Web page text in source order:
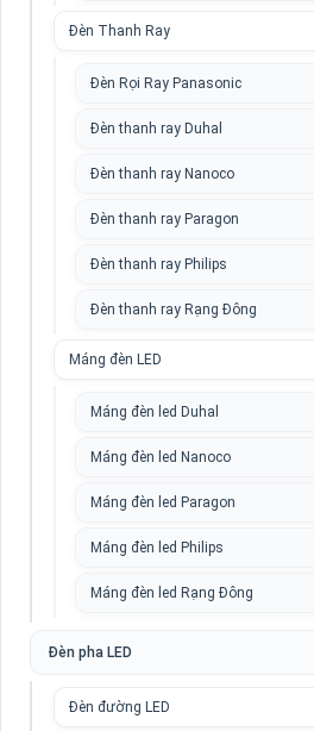
Đèn Thanh Ray
Đèn Rọi Ray Panasonic
Đèn thanh ray Duhal
Đèn thanh ray Nanoco
Đèn thanh ray Paragon
Đèn thanh ray Philips
Đèn thanh ray Rạng Đông
Máng đèn LED
Máng đèn led Duhal
Máng đèn led Nanoco
Máng đèn led Paragon
Máng đèn led Philips
Máng đèn led Rạng Đông
Đèn pha LED
Đèn đường LED